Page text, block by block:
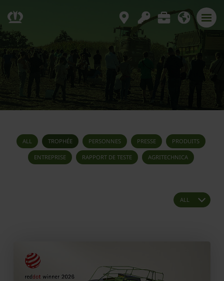
ALL TROPHÉE PERSONNES PRESSE PRODUITS
ENTREPRISE RAPPORT DE TESTE AGRITECHNICA